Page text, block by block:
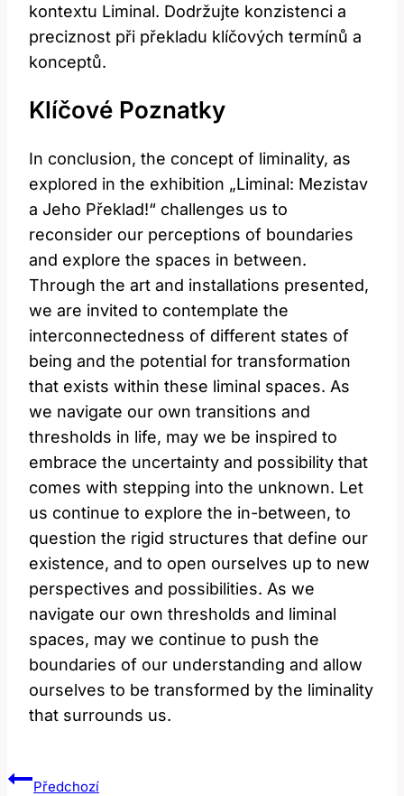
kontextu Liminal. Dodržujte konzistenci a
preciznost​ při překladu klíčových termínů a
‍konceptů.
Klíčové Poznatky
In conclusion,⁣ the‍ concept of ‍liminality, as
‍explored ⁣in the exhibition​ „Liminal: Mezistav
a Jeho Překlad!“ ‌challenges us to
reconsider our ⁣perceptions of boundaries
⁢and explore⁤ the⁢ spaces in between.
Through the‍ art and⁢ installations presented,
we are ⁤invited to contemplate the
interconnectedness of different states of
being and the potential for ⁢transformation
⁤that⁢ exists within these liminal⁤ spaces.​ As
we navigate our own transitions and
thresholds in life,⁤ may we‍ be inspired to
embrace the uncertainty and possibility that
comes with⁢ stepping into the⁢ unknown. Let
us⁣ continue to explore the in-between, to
question the ​rigid structures that⁣ define our‍
existence, and to open ourselves⁣ up to new
perspectives and ​possibilities. As⁣ we
⁤navigate​ our own thresholds and liminal
spaces, may ⁤we continue‍ to push‌ the
⁢boundaries of our⁢ understanding ⁤and allow⁤
ourselves to be transformed⁢ by the liminality
‌that surrounds​ us.
Navigace
Předchozí